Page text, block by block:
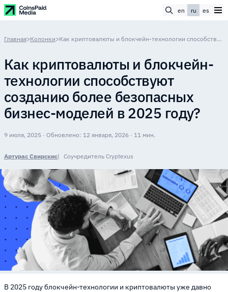
en ru es
Главная>Колонки> Как криптовалюты и блокчейн-технологии способствуют созданию более безопасных бизнес-моделей в 2025 году?
Как криптовалюты и блокчейн-
технологии способствуют
созданию более безопасных
бизнес-моделей в 2025 году?
9 июля, 2025 · Обновлено: 12 января, 2026 · 11 мин.
Артурас Свирскис Соучредитель Cryptexus
В 2025 году блокчейн-технологии и криптовалюты уже давно